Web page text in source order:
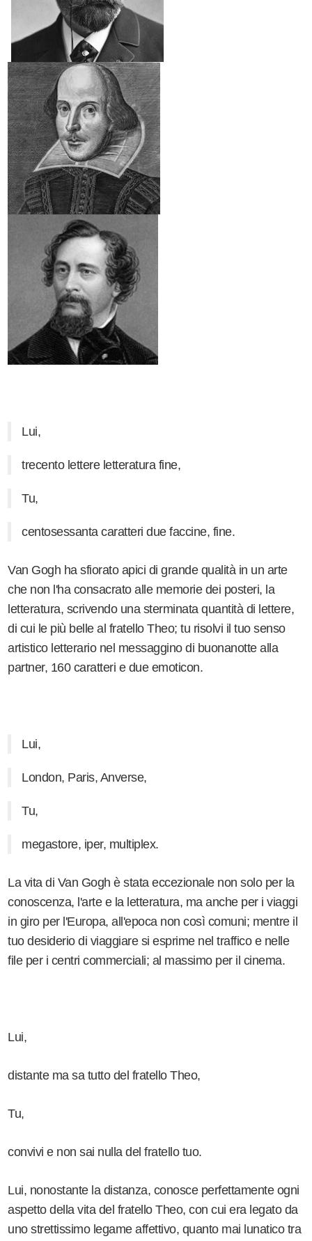
Lui,
trecento lettere letteratura fine,
Tu,
centosessanta caratteri due faccine, fine.
Van Gogh ha sfiorato apici di grande qualità in un arte
che non l'ha consacrato alle memorie dei posteri, la
letteratura, scrivendo una sterminata quantità di lettere,
di cui le più belle al fratello Theo; tu risolvi il tuo senso
artistico letterario nel messaggino di buonanotte alla
partner, 160 caratteri e due emoticon.
Lui,
London, Paris, Anverse,
Tu,
megastore, iper, multiplex.
La vita di Van Gogh è stata eccezionale non solo per la
conoscenza, l'arte e la letteratura, ma anche per i viaggi
in giro per l'Europa, all'epoca non così comuni; mentre il
tuo desiderio di viaggiare si esprime nel traffico e nelle
file per i centri commerciali; al massimo per il cinema.
Lui,
distante ma sa tutto del fratello Theo,
Tu,
convivi e non sai nulla del fratello tuo.
Lui, nonostante la distanza, conosce perfettamente ogni
aspetto della vita del fratello Theo, con cui era legato da
uno strettissimo legame affettivo, quanto mai lunatico tra